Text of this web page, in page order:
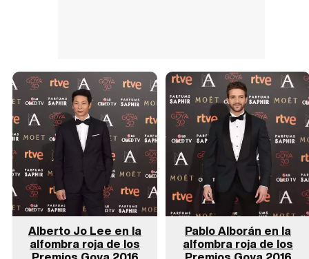
Alberto Jo Lee en la
alfombra roja de los
Pablo Alborán en la
alfombra roja de los